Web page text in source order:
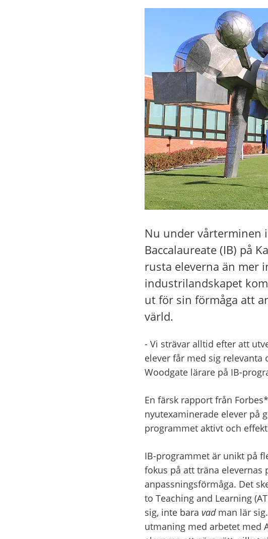
Nu under vårterminen
Baccalaureate (IB) på
rusta eleverna än mer
industrilandskapet
ut för sin förmåga att
värld.
- Vi strävar alltid efter att
elever får med sig relevanta
Woodgate lärare på IB-
En färsk rapport från
nyutexaminerade elever på
programmet aktivt och
IB-programmet är unikt på
fokus på att träna elevernas
anpassningsförmåga. Det
to Teaching and Learning
sig, inte bara vad man lär
utmaning med arbetet med